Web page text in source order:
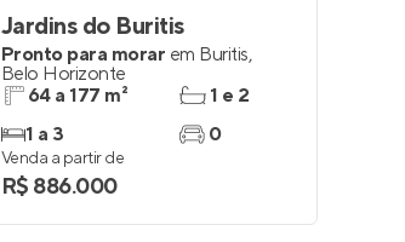
Jardins do Buritis
Pronto para morar em Buritis,
Belo Horizonte
64 a 177 m²
1 a 3
1 e 2
0
Venda a partir de
R$ 886.000